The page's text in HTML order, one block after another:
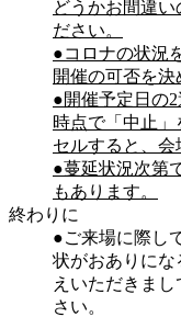
どうかお間違い
ださい。
●コロナの状況
開催の可否を決
●開催予定日の
時点で「中止
セルすると、会
●蔓延状況次第
もあります。
終わりに
●ご来場に際し
状がおありに
えいただきま
さい。